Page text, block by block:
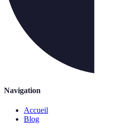
Navigation
Accueil
Blog